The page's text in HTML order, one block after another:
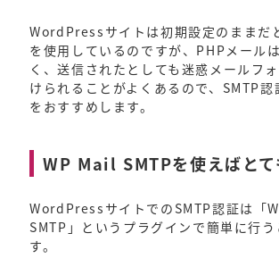
WordPressサイトは初期設定のままだ
を使用しているのですが、PHPメール
く、送信されたとしても迷惑メールフ
けられることがよくあるので、SMTP認
をおすすめします。
WP Mail SMTPを使えばとて
WordPressサイトでのSMTP認証は「
SMTP」というプラグインで簡単に行う
す。